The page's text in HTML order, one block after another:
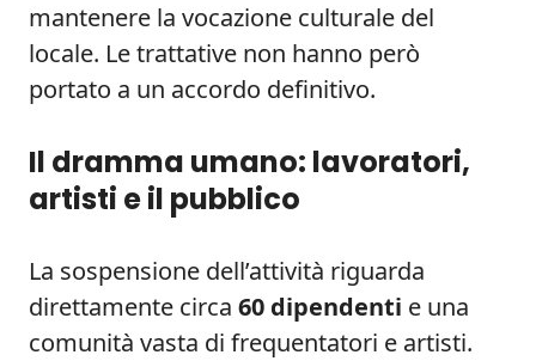
mantenere la vocazione culturale del
locale. Le trattative non hanno però
portato a un accordo definitivo.
Il dramma umano: lavoratori,
artisti e il pubblico
La sospensione dell’attività riguarda
direttamente circa 60 dipendenti e una
comunità vasta di frequentatori e artisti.